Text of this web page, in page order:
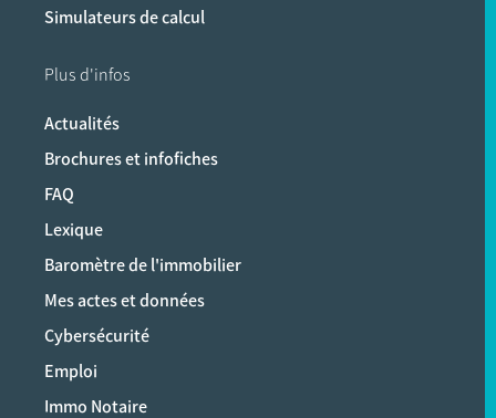
Simulateurs de calcul
Plus d'infos
Actualités
Brochures et infofiches
FAQ
Lexique
Baromètre de l'immobilier
Mes actes et données
Cybersécurité
Emploi
Immo Notaire